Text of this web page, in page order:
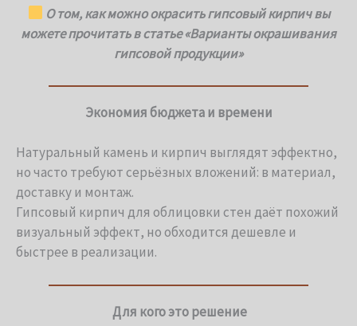
О том, как можно окрасить гипсовый кирпич вы
можете прочитать в статье «Варианты окрашивания
гипсовой продукции»
Экономия бюджета и времени
Натуральный камень и кирпич выглядят эффектно,
но часто требуют серьёзных вложений: в материал,
доставку и монтаж.
Гипсовый кирпич для облицовки стен даёт похожий
визуальный эффект, но обходится дешевле и
быстрее в реализации.
Для кого это решение